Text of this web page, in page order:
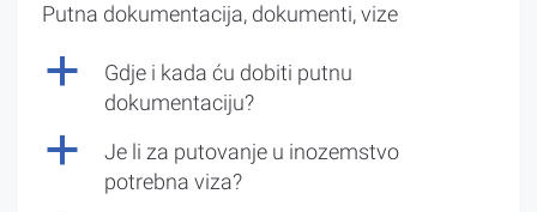
Putna dokumentacija, dokumenti, vize
a
Gdje i kada ću dobiti putnu
dokumentaciju?
a
Je li za putovanje u inozemstvo
potrebna viza?